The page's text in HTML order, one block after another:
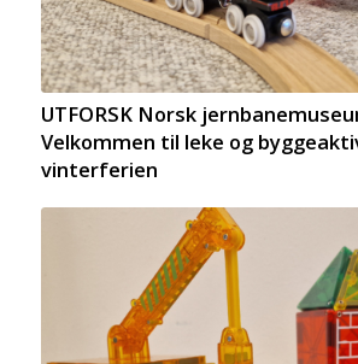
UTFORSK Norsk
Velkommen til leke og
vinterferien